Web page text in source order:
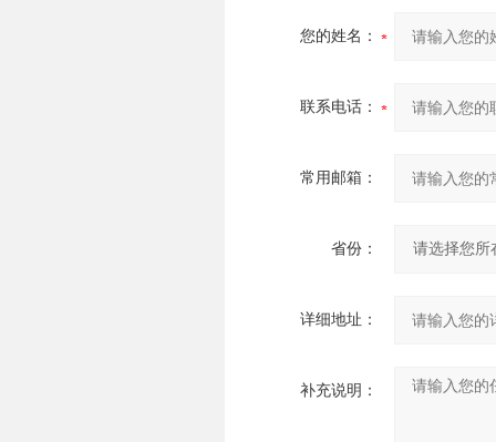
您的姓名：
联系电话：
常用邮箱：
省份：
详细地址：
补充说明：